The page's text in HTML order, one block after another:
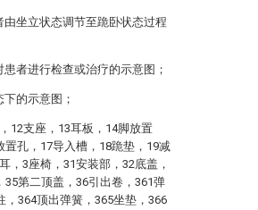
由坐立状态调节至跪卧状态过程
者进行检查或治疗的示意图；
的示意图；
12支座，13耳板，14脚放置
置孔，17导入槽，18跪垫，19减
，3座椅，31安装部，32底盖，
35第二顶盖，36引出卷，361弹
，364顶出弹簧，365坐垫，366